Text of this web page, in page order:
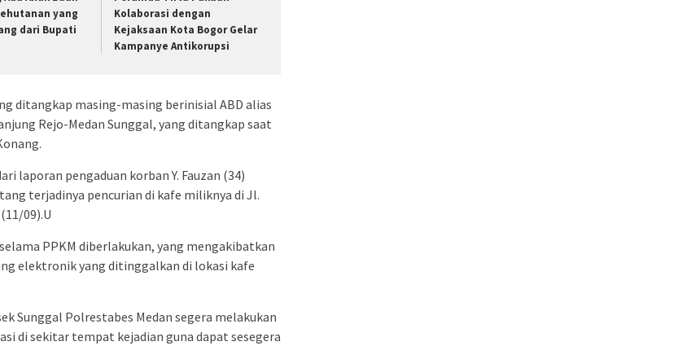
yang
dari Bupati
Kolaborasi dengan
Kejaksaan Kota Bogor Gelar
Kampanye Antikorupsi
ditangkap masing-masing berinisial ABD alias
Rejo-Medan Sunggal, yang ditangkap saat
laporan pengaduan korban Y. Fauzan (34)
terjadinya pencurian di kafe miliknya di Jl.
09).U
PPKM diberlakukan, yang mengakibatkan
elektronik yang ditinggalkan di lokasi kafe
Sunggal Polrestabes Medan segera melakukan
di sekitar tempat kejadian guna dapat sesegera